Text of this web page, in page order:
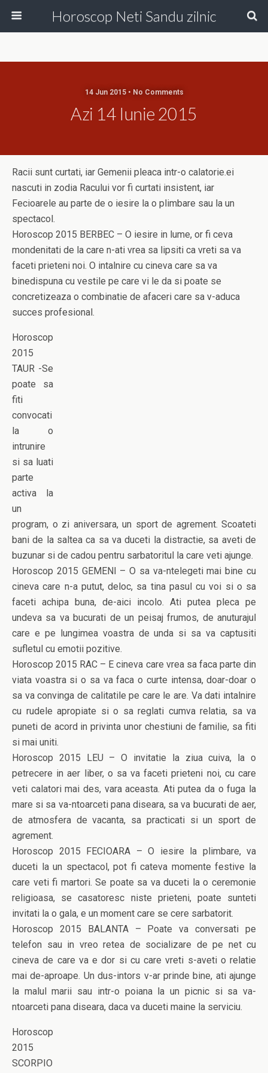
Horoscop Neti Sandu zilnic
14 Jun 2015 • No Comments
Azi 14 Iunie 2015
Racii sunt curtati, iar Gemenii pleaca intr-o calatorie.ei
nascuti in zodia Racului vor fi curtati insistent, iar
Fecioarele au parte de o iesire la o plimbare sau la un
spectacol.
Horoscop 2015 BERBEC – O iesire in lume, or fi ceva
mondenitati de la care n-ati vrea sa lipsiti ca vreti sa va
faceti prieteni noi. O intalnire cu cineva care sa va
binedispuna cu vestile pe care vi le da si poate se
concretizeaza o combinatie de afaceri care sa v-aduca
succes profesional.
Horoscop
2015
TAUR -Se
poate sa
fiti
convocati
la o
intrunire
si sa luati
parte
activa la
un
program, o zi aniversara, un sport de agrement. Scoateti
bani de la saltea ca sa va duceti la distractie, sa aveti de
buzunar si de cadou pentru sarbatoritul la care veti ajunge.
Horoscop 2015 GEMENI – O sa va-ntelegeti mai bine cu
cineva care n-a putut, deloc, sa tina pasul cu voi si o sa
faceti achipa buna, de-aici incolo. Ati putea pleca pe
undeva sa va bucurati de un peisaj frumos, de anuturajul
care e pe lungimea voastra de unda si sa va captusiti
sufletul cu emotii pozitive.
Horoscop 2015 RAC – E cineva care vrea sa faca parte din
viata voastra si o sa va faca o curte intensa, doar-doar o
sa va convinga de calitatile pe care le are. Va dati intalnire
cu rudele apropiate si o sa reglati cumva relatia, sa va
puneti de acord in privinta unor chestiuni de familie, sa fiti
si mai uniti.
Horoscop 2015 LEU – O invitatie la ziua cuiva, la o
petrecere in aer liber, o sa va faceti prieteni noi, cu care
veti calatori mai des, vara aceasta. Ati putea da o fuga la
mare si sa va-ntoarceti pana diseara, sa va bucurati de aer,
de atmosfera de vacanta, sa practicati si un sport de
agrement.
Horoscop 2015 FECIOARA – O iesire la plimbare, va
duceti la un spectacol, pot fi cateva momente festive la
care veti fi martori. Se poate sa va duceti la o ceremonie
religioasa, se casatoresc niste prieteni, poate sunteti
invitati la o gala, e un moment care se cere sarbatorit.
Horoscop 2015 BALANTA – Poate va conversati pe
telefon sau in vreo retea de socializare de pe net cu
cineva de care va e dor si cu care vreti s-aveti o relatie
mai de-aproape. Un dus-intors v-ar prinde bine, ati ajunge
la malul marii sau intr-o poiana la un picnic si sa va-
ntoarceti pana diseara, daca va duceti maine la serviciu.
Horoscop
2015
SCORPIO